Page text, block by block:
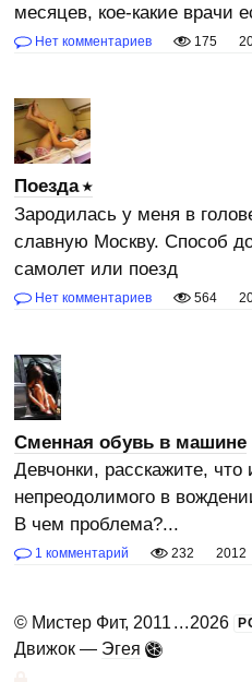
месяцев, кое-какие врачи
Нет комментариев 175
Поезда
Зародилась у меня в
славную Москву. Способ
самолет или поезд
Нет комментариев 564
Сменная обувь в машине
Девчонки, расскажите, что
непреодолимого в
В чем проблема?...
1 комментарий 232 2012
© Мистер Фит, 2011 ...2026
Движок — Эгея